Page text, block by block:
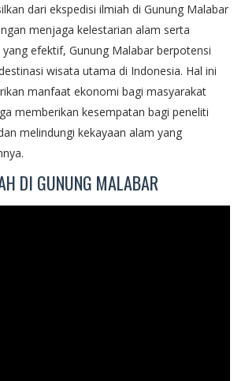
dari ekspedisi ilmiah di Gunung Malabar
menjaga kelestarian alam serta
efektif, Gunung Malabar berpotensi
wisata utama di Indonesia. Hal ini
manfaat ekonomi bagi masyarakat
memberikan kesempatan bagi peneliti
melindungi kekayaan alam yang
DI GUNUNG MALABAR